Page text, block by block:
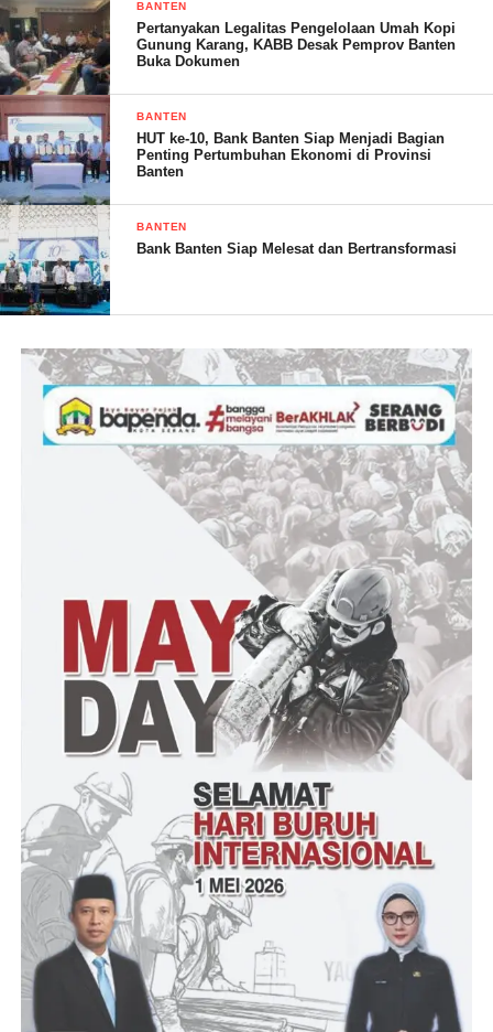
” Ya kami ucapkan selamat atas deklarasi dan dikukuhkannya
keanggotaan Pengusaha Micro Kecil Menengah PMKM Manies
Indonesia Sejahtera Dewan Pimpinan Daerah DPD Kabupaten
Pandeglang, Banten,” ucapnya
Menurutnya, setelah pengukuhan Dewan Pimpinan Daerah
DPD PMKM Manies Indonesia Sejahtera Kabupaten
Pandeglang juga dilaksanakan Deklarasi
Dalam sambutan nya Dokterandes Haji Lasyiono. M.M, beliau
berpesan kepada Dewan Pimpinan Daerah DPD PMKM Manies
Indonesia Sejahtera Kabupaten ini untuk terus mengawal dan
menjadikan sebagai mata hati dan telinga yang nanti tujuan
utamanya menyampaikan kepada pemerintah pusat segala
tentang Keluhan dan kebutuhan yang ada di masyarakat bawah.
“Posko PMKM Manies Indonesia Sejahtera di kabupaten
Pandeglang ini resmi didirikan dan merupakan satu wadah bagi
masyarakat yang bertujuan mewujudkan masyarakat adil dan
makmur serta sejahtera,” Ujarnya
Pihaknya dari Dewan Pimpinan Wilayah DPW PMKM Manies
Indonesia Sejahtera Propinsi Banten akan terus mengawasi
kebijakan-kebijakan pemerintah mulai dari pemerintahan desa,
BANTEN
Pertanyakan Legalitas Pengelolaan Umah Kopi
Gunung Karang, KABB Desak Pemprov Banten
Buka Dokumen
BANTEN
HUT ke-10, Bank Banten Siap Menjadi Bagian
Penting Pertumbuhan Ekonomi di Provinsi
Banten
BANTEN
Bank Banten Siap Melesat dan Bertransformasi